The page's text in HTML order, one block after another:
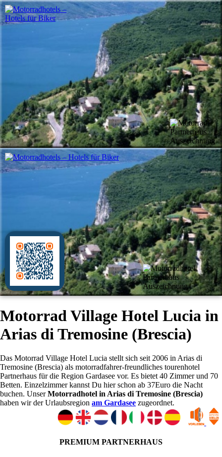
Motorrad Village Hotel Lucia in
Arias di Tremosine (Brescia)
Das Motorrad Village Hotel Lucia stellt sich seit 2006 in Arias di
Tremosine (Brescia) als motorradfahrer-freundliches tourenhotel
Partnerhaus für die Region Gardasee vor. Es bietet 40 Zimmer und 70
Betten. Einzelzimmer kannst Du hier schon ab 37Euro die Nacht
buchen. UnserMotorradhotel in Arias di Tremosine (Brescia)
haben wir der Urlaubsregion am Gardasee zugeordnet.
PREMIUM PARTNERHAUS